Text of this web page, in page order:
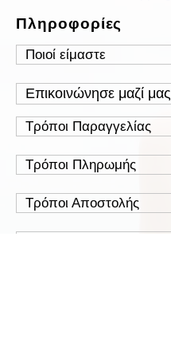
Πληροφορίες
Ποιοί είμαστε
Επικοινώνησε μαζί μας
Τρόποι Παραγγελίας
Τρόποι Πληρωμής
Τρόποι Αποστολής